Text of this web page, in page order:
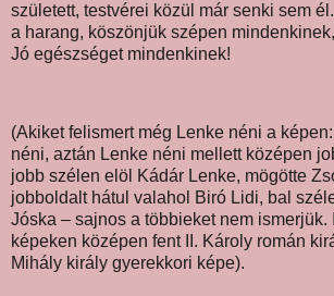
született, testvérei közül már senki sem
a harang, köszönjük szépen
Jó egészséget mindenkinek!
(Akiket felismert még Lenke néni a
néni, aztán Lenke néni mellett középen
jobb szélen elöl Kádár Lenke, mögötte
jobboldalt hátul valahol Biró Lidi, bal
Jóska – sajnos a többieket nem ismerjük.
képeken középen fent II. Károly román
Mihály király gyerekkori képe).